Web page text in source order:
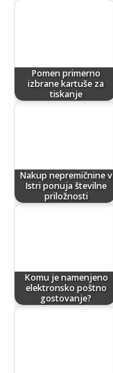
Pomen primerno
izbrane kartuše za
tiskanje
Nakup nepremičnine v
Istri ponuja številne
priložnosti
Komu je namenjeno
elektronsko poštno
gostovanje?